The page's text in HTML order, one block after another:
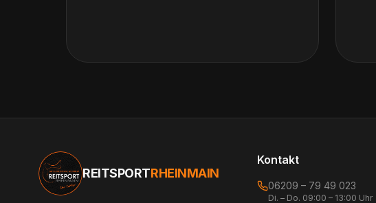
REITSPORTRHEINMAIN
Kontakt
06209 – 79 49 023
Di. – Do. 09:00 – 13:00 Uhr